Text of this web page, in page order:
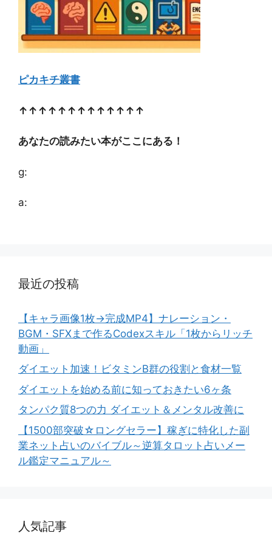
ピカキチ叢書
↑↑↑↑↑↑↑↑↑↑↑↑↑
あなたの読みたい本がここにある！
g:
a:
最近の投稿
【キャラ画像1枚→完成MP4】ナレーション・
BGM・SFXまで作るCodexスキル「1枚からリッチ
動画」
ダイエット加速！ビタミンB群の役割と食材一覧
ダイエットを始める前に知っておきたい6ヶ条
タンパク質8つの力 ダイエット＆メンタル改善に
【1500部突破☆ロングセラー】稼ぎに特化した副
業ネット占いのバイブル～逆算タロット占いメー
ル鑑定マニュアル～
人気記事